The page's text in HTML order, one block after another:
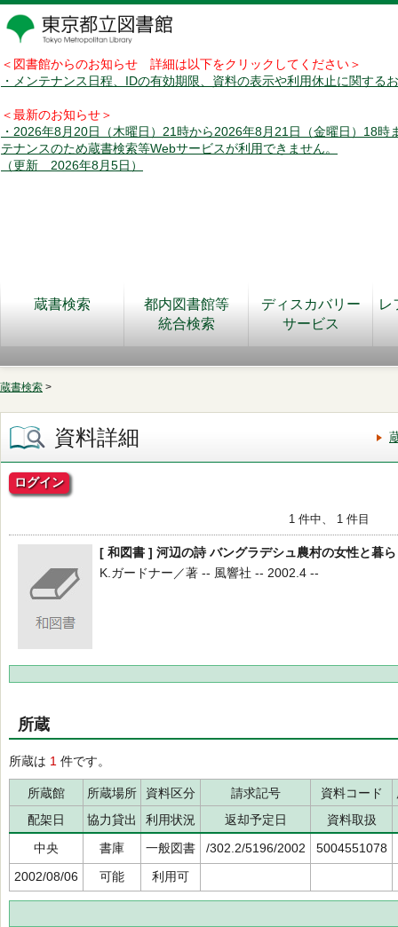
＜図書館からのお知らせ 詳細は以下をクリックしてください＞
・メンテナンス日程、IDの有効期限、資料の表示や利用休止に関する
＜最新のお知らせ＞
・2026年8月20日（木曜日）21時から2026年8月21日（金曜日）18時
テナンスのため蔵書検索等Webサービスが利用できません。
（更新 2026年8月5日）
蔵書検索
都内図書館等
統合検索
ディスカバリー
サービス
レ
蔵書検索 >
資料詳細
ログイン
1 件中、 1 件目
[ 和図書 ] 河辺の詩 バングラデシュ農村の女性と暮
K.ガードナー／著 -- 風響社 -- 2002.4 --
所蔵
所蔵は 1 件です。
所蔵館 所蔵場所 資料区分 請求記号 資料コード
配架日
協力貸出 利用状況 返却予定日
資料取扱
中央
書庫 一般図書 /302.2/5196/2002
5004551078
2002/08/06
可能 利用可